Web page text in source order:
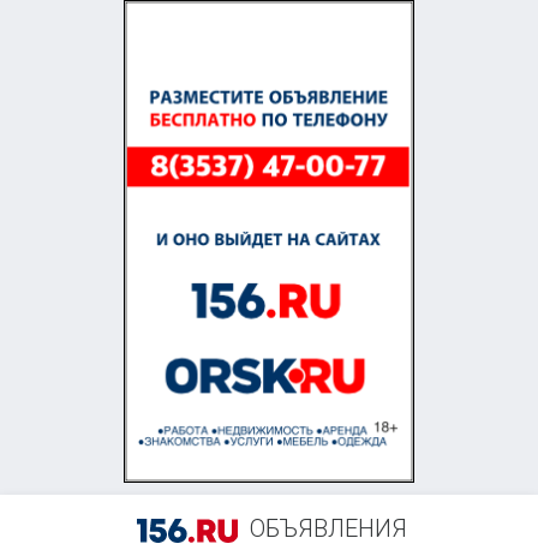
ОБЪЯВЛЕНИЯ
+7 (958) 838-38-73